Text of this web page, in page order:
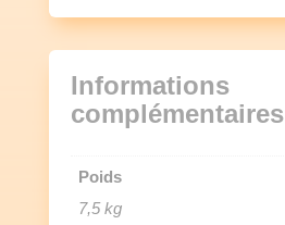
Informations
complémentaires
Poids
7,5 kg